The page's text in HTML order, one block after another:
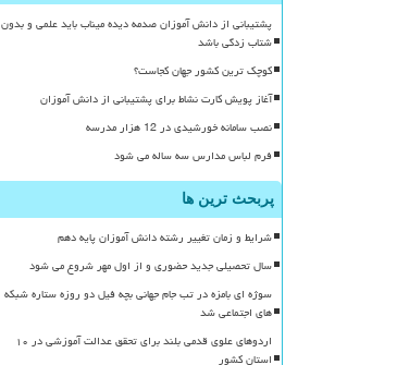
پشتیبانی از دانش آموزان صدمه دیده میناب باید علمی و بدون
شتاب زدگی باشد
کوچک ترین کشور جهان کجاست؟
آغاز پویش کارت نشاط برای پشتیبانی از دانش آموزان
نصب سامانه خورشیدی در 12 هزار مدرسه
فرم لباس مدارس سه ساله می شود
پربحث ترین ها
شرایط و زمان تغییر رشته دانش آموزان پایه دهم
سال تحصیلی جدید حضوری و از اول مهر شروع می شود
سوژه ای بامزه در تب جام جهانی بچه فیل دو روزه ستاره شبکه
های اجتماعی شد
اردوهای علوی قدمی بلند برای تحقق عدالت آموزشی در ۱۰
استان کشور